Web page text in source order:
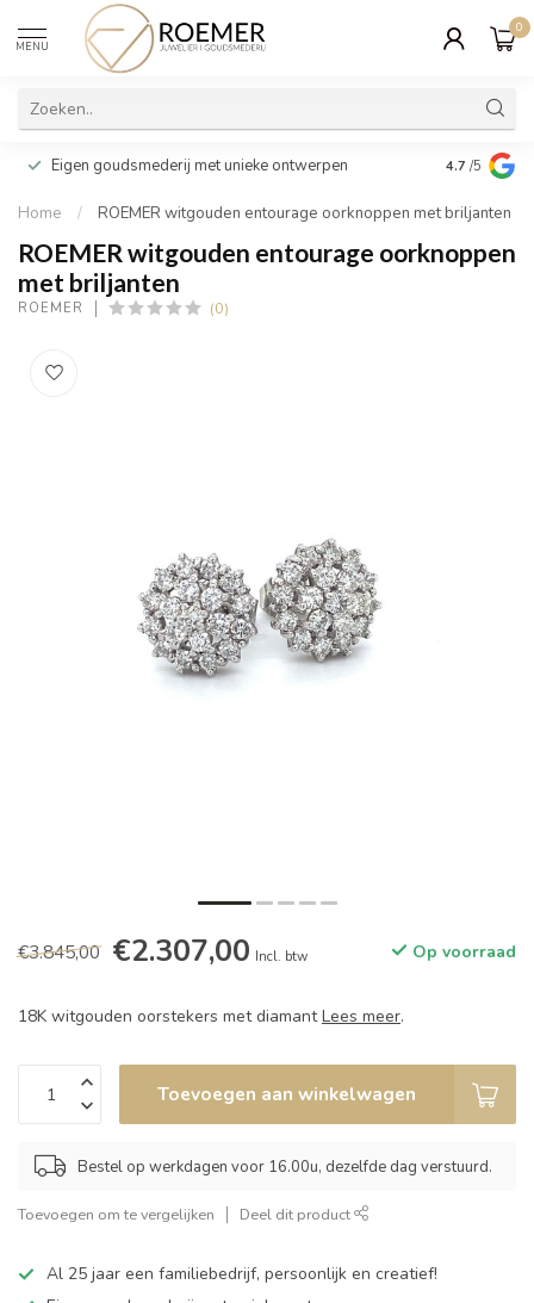
MENU
0
Eigen goudsmederij met unieke ontwerpen Wij
cadeau
4.7 /5
Home / ROEMER witgouden entourage oorknoppen met briljanten
ROEMER witgouden entourage oorknoppen
met briljanten
ROEMER (0)
€3.845,00 €2.307,00 Incl. btw Op voorraad
18K witgouden oorstekers met diamantLees meer.
Toevoegen aan winkelwagen
Bestel op werkdagen voor 16.00u, dezelfde dag verstuurd.
Toevoegen om te vergelijken Deel dit product
Al 25 jaar een familiebedrijf, persoonlijk en creatief!